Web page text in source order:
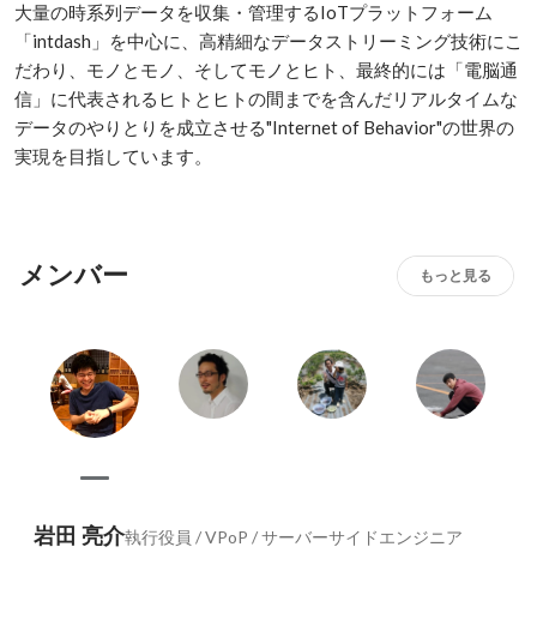
大量の時系列データを収集・管理するIoTプラットフォーム
「intdash」を中心に、高精細なデータストリーミング技術にこ
だわり、モノとモノ、そしてモノとヒト、最終的には「電脳通
信」に代表されるヒトとヒトの間までを含んだリアルタイムな
データのやりとりを成立させる"Internet of Behavior"の世界の
実現を目指しています。
メンバー もっと見る
岩田 亮介執行役員 / VPoP / サーバーサイドエンジニア